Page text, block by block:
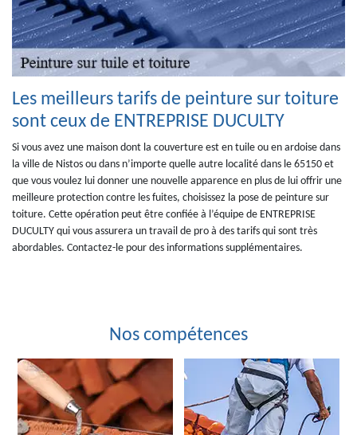
Les meilleurs tarifs de peinture sur toiture
sont ceux de ENTREPRISE DUCULTY
Si vous avez une maison dont la couverture est en tuile ou en ardoise dans
la ville de Nistos ou dans n’importe quelle autre localité dans le 65150 et
que vous voulez lui donner une nouvelle apparence en plus de lui offrir une
meilleure protection contre les fuites, choisissez la pose de peinture sur
toiture. Cette opération peut être confiée à l’équipe de ENTREPRISE
DUCULTY qui vous assurera un travail de pro à des tarifs qui sont très
abordables. Contactez-le pour des informations supplémentaires.
Nos compétences